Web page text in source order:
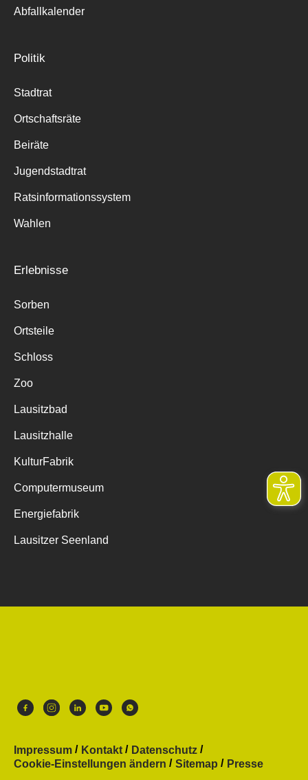
Abfallkalender
Politik
Stadtrat
Ortschaftsräte
Beiräte
Jugendstadtrat
Ratsinformationssystem
Wahlen
Erlebnisse
Sorben
Ortsteile
Schloss
Zoo
Lausitzbad
Lausitzhalle
KulturFabrik
Computermuseum
Energiefabrik
Lausitzer Seenland
Impressum Kontakt
Datenschutz
Cookie-Einstellungen ändern
Sitemap Presse